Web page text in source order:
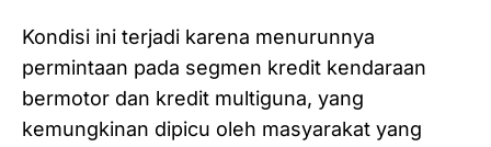
Kondisi ini terjadi karena menurunnya
permintaan pada segmen kredit kendaraan
bermotor dan kredit multiguna, yang
kemungkinan dipicu oleh masyarakat yang